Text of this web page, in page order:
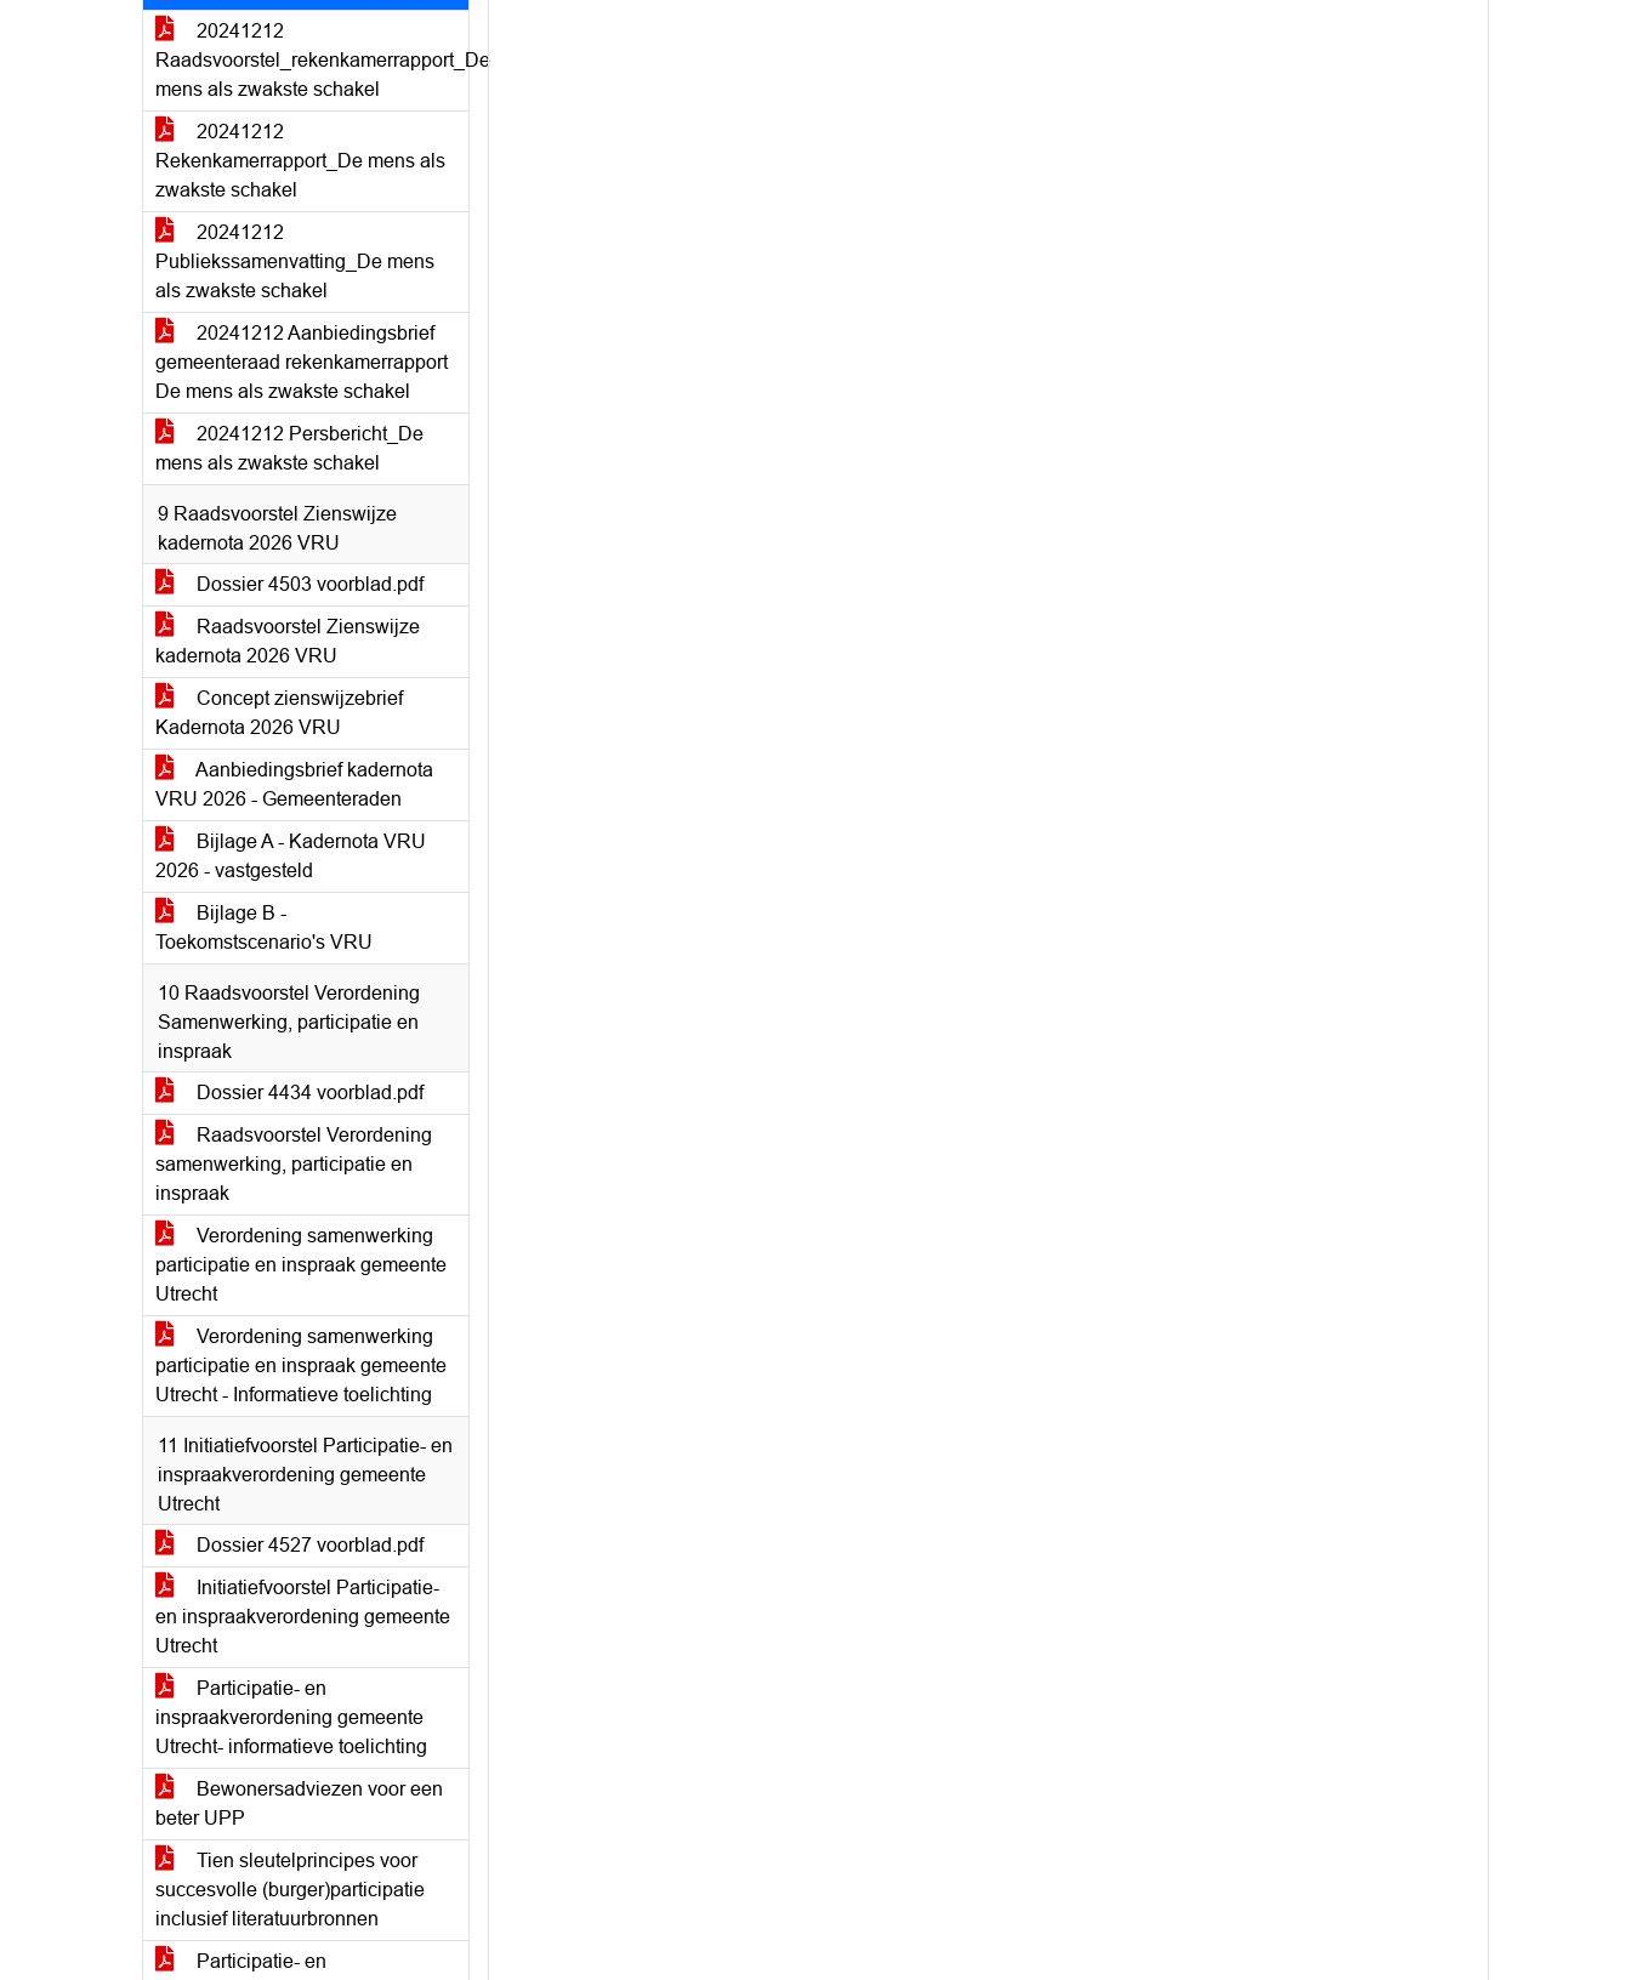
20241212
Raadsvoorstel_rekenkamerrapport_De
mens als zwakste schakel
20241212
Rekenkamerrapport_De mens als
zwakste schakel
20241212
Publiekssamenvatting_De mens
als zwakste schakel
20241212 Aanbiedingsbrief
gemeenteraad rekenkamerrapport
De mens als zwakste schakel
20241212 Persbericht_De
mens als zwakste schakel
9 Raadsvoorstel Zienswijze
kadernota 2026 VRU
Dossier 4503 voorblad.pdf
Raadsvoorstel Zienswijze
kadernota 2026 VRU
Concept zienswijzebrief
Kadernota 2026 VRU
Aanbiedingsbrief kadernota
VRU 2026 - Gemeenteraden
Bijlage A - Kadernota VRU
2026 - vastgesteld
Bijlage B -
Toekomstscenario's VRU
10 Raadsvoorstel Verordening
Samenwerking, participatie en
inspraak
Dossier 4434 voorblad.pdf
Raadsvoorstel Verordening
samenwerking, participatie en
inspraak
Verordening samenwerking
participatie en inspraak gemeente
Utrecht
Verordening samenwerking
participatie en inspraak gemeente
Utrecht - Informatieve toelichting
11 Initiatiefvoorstel Participatie- en
inspraakverordening gemeente
Utrecht
Dossier 4527 voorblad.pdf
Initiatiefvoorstel Participatie-
en inspraakverordening gemeente
Utrecht
Participatie- en
inspraakverordening gemeente
Utrecht- informatieve toelichting
Bewonersadviezen voor een
beter UPP
Tien sleutelprincipes voor
succesvolle (burger)participatie
inclusief literatuurbronnen
Participatie- en